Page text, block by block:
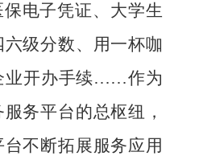
电子凭证、大学生
级分数、用一杯咖
业开办手续……作为
务平台的总枢纽，
不断拓展服务应用